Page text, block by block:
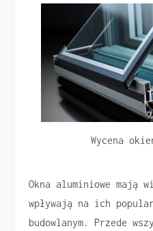
Wycena
Okna aluminiowe
wpływają na ich
budowlanym. Przede